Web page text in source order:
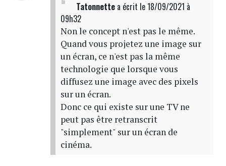
Tatonnettea écrit le 18/09/2021 à
09h32
Non le concept n'est pas le même.
Quand vous projetez une image sur
un écran, ce n'est pas la même
technologie que lorsque vous
diffusez une image avec des pixels
sur un écran.
Donc ce qui existe sur une TV ne
peut pas être retranscrit
"simplement" sur un écran de
cinéma.